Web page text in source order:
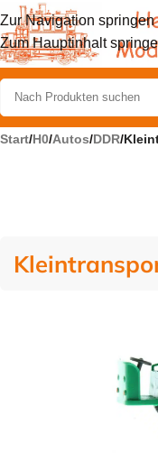
Zur Navigation springen
Zum Hauptinhalt
Start/H0/Autos/DDR/